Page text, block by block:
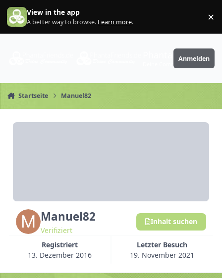
Zum Inhalt springen
View in the app
A better way to browse. Learn more. ×
PhantaFriends.de
Anmelden
Startseite Manuel82
Manuel82
Verifiziert
Registriert
13. Dezember 2016
Letzter Besuch
19. November 2021
Inhalt suchen